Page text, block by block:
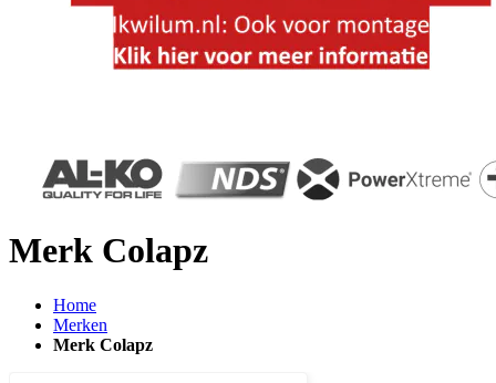
Merk Colapz
Home
Merken
Merk Colapz